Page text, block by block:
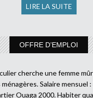
LIRE LA SUITE
OFFRE D’EMPLOI
cherche une femme
Salaire mensuel :
Ouaga 2000. Habiter